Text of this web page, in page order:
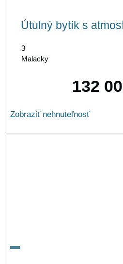
Útulný bytík s
3
Malacky
132
Zobraziť nehnuteľnosť